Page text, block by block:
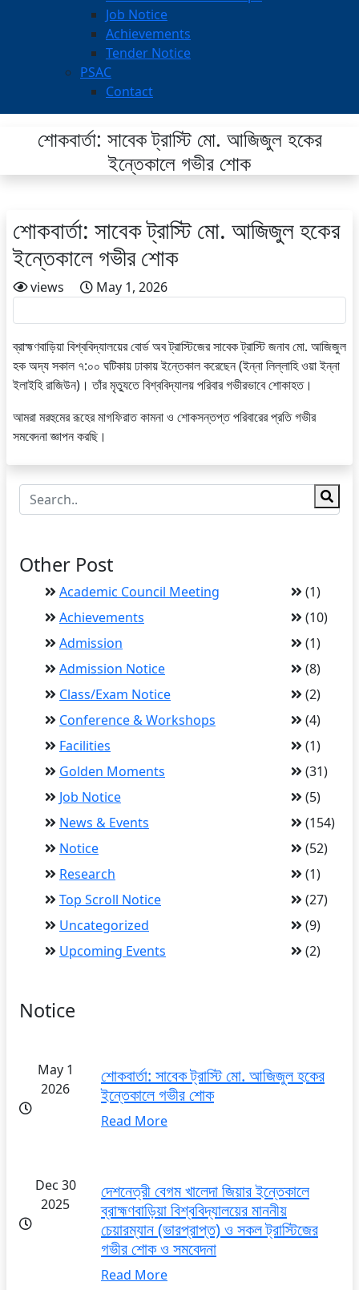
Job Notice
Achievements
Tender Notice
PSAC
Contact
শোকবার্তা: সাবেক ট্রাস্টি মো. আজিজুল হকের
ইন্তেকালে গভীর শোক
শোকবার্তা: সাবেক ট্রাস্টি মো. আজিজুল হকের
ইন্তেকালে গভীর শোক
views May 1, 2026
ব্রাহ্মণবাড়িয়া বিশ্ববিদ্যালয়ের বোর্ড অব ট্রাস্টিজের সাবেক ট্রাস্টি জনাব মো. আজিজুল
হক অদ্য সকাল ৭:০০ ঘটিকায় ঢাকায় ইন্তেকাল করেছেন (ইন্না লিল্লাহি ওয়া ইন্না
ইলাইহি রাজিউন)। তাঁর মৃত্যুতে বিশ্ববিদ্যালয় পরিবার গভীরভাবে শোকাহত।
আমরা মরহুমের রূহের মাগফিরাত কামনা ও শোকসন্তপ্ত পরিবারের প্রতি গভীর
সমবেদনা জ্ঞাপন করছি।
Other Post
Academic Council Meeting
(1)
Achievements
(10)
Admission
(1)
Admission Notice
(8)
Class/Exam Notice
(2)
Conference & Workshops
(4)
Facilities
(1)
Golden Moments
(31)
Job Notice
(5)
News & Events
(154)
Notice
(52)
Research
(1)
Top Scroll Notice
(27)
Uncategorized
(9)
Upcoming Events
(2)
Notice
May 1
2026
শোকবার্তা: সাবেক ট্রাস্টি মো. আজিজুল হকের
ইন্তেকালে গভীর শোক
Read More
Dec 30
2025
দেশনেত্রী বেগম খালেদা জিয়ার ইন্তেকালে
ব্রাহ্মণবাড়িয়া বিশ্ববিদ্যালয়ের মাননীয়
চেয়ারম্যান (ভারপ্রাপ্ত) ও সকল ট্রাস্টিজের
গভীর শোক ও সমবেদনা
Read More